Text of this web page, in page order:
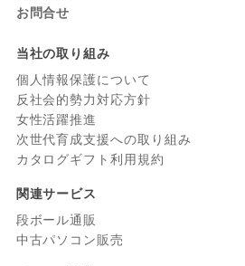
お問合せ
当社の取り組み
個人情報保護について
反社会的勢力対応方針
女性活躍推進
次世代育成支援への取り組み
カタログギフト利用規約
関連サービス
段ボール通販
中古パソコン販売